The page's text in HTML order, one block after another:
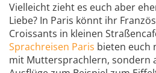
Vielleicht zieht es euch aber
Liebe? In Paris könnt ihr
Croissants in kleinen
Sprachreisen Paris bieten euch
mit Muttersprachlern, sondern